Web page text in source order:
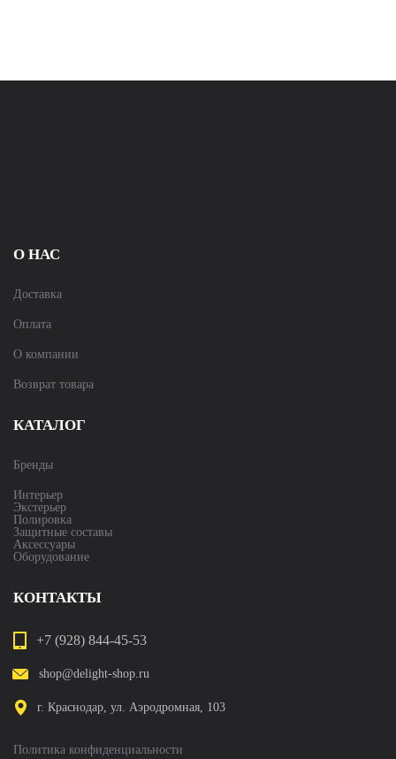
О НАС
Доставка
Оплата
О компании
Возврат товара
КАТАЛОГ
Бренды
Интерьер
Экстерьер
Полировка
Защитные составы
Аксессуары
Оборудование
КОНТАКТЫ
+7 (928) 844-45-53
shop@delight-shop.ru
г. Краснодар, ул. Аэродромная, 103
Политика конфиденциальности